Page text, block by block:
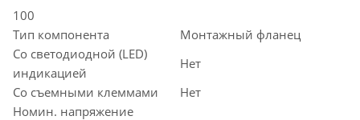
100
Тип компонента
Монтажный фланец
Со светодиодной (LED)
индикацией
Нет
Со съемными клеммами
Нет
Номин. напряжение